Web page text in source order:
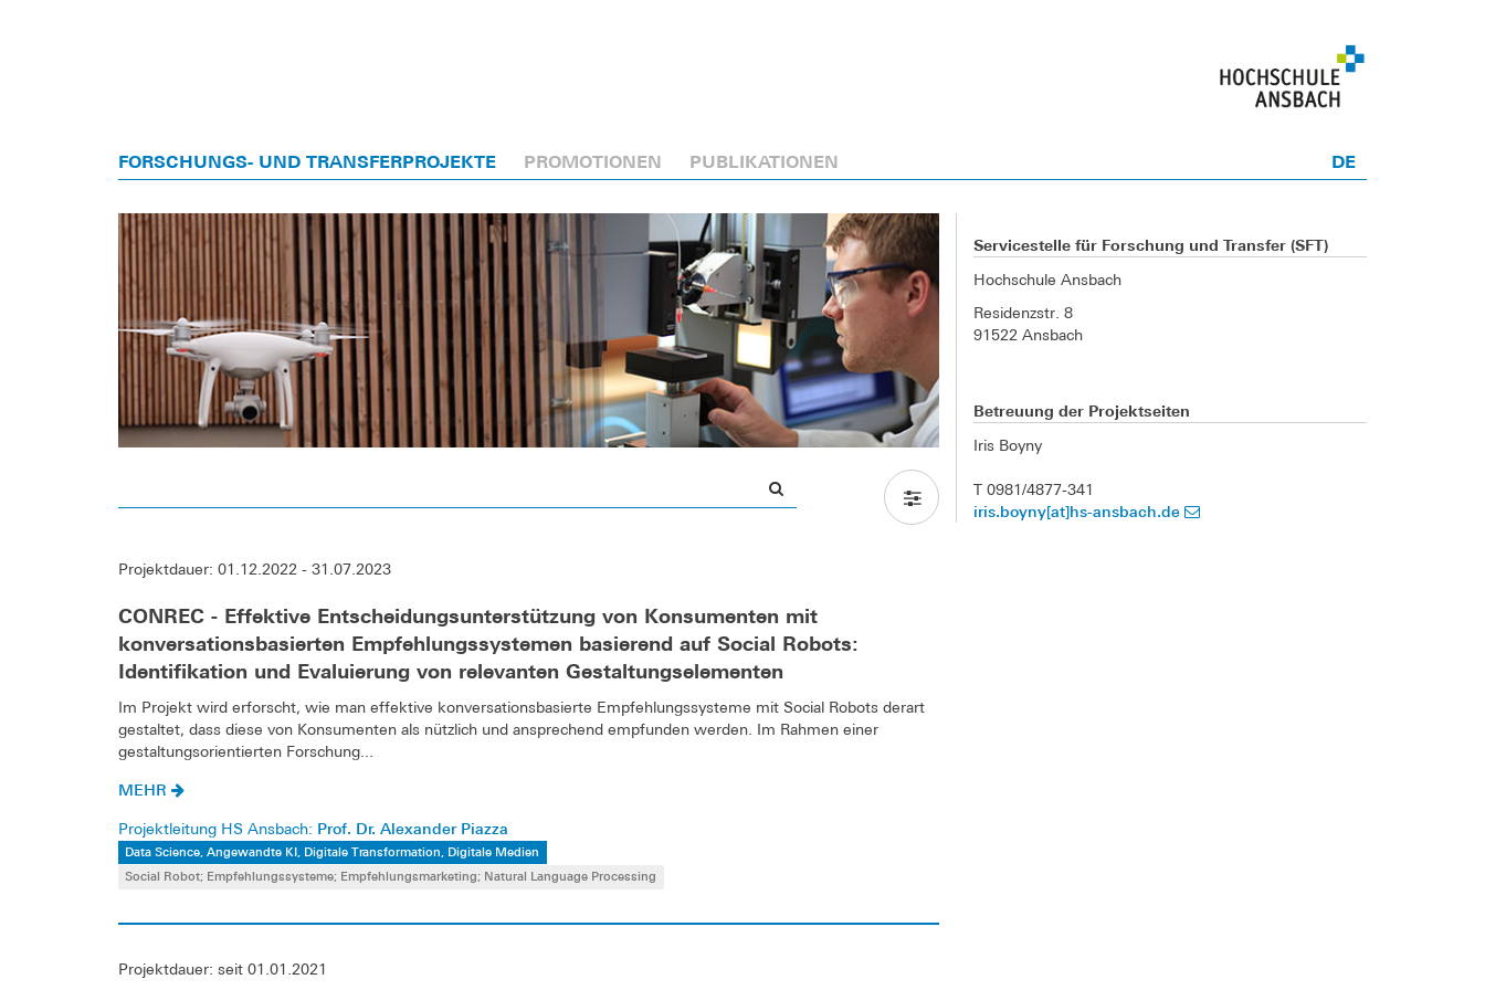
FORSCHUNGS- UND TRANSFERPROJEKTE PROMOTIONEN PUBLIKATIONEN DE
Projektdauer: 01.12.2022 - 31.07.2023
CONREC - Effektive Entscheidungsunterstützung von Konsumenten mit
konversationsbasierten Empfehlungssystemen basierend auf Social Robots:
Identifikation und Evaluierung von relevanten Gestaltungselementen
Im Projekt wird erforscht, wie man effektive konversationsbasierte Empfehlungssysteme mit Social Robots derart
gestaltet, dass diese von Konsumenten als nützlich und ansprechend empfunden werden. Im Rahmen einer
gestaltungsorientierten Forschung...
MEHR
Projektleitung HS Ansbach: Prof. Dr. Alexander Piazza
Data Science, Angewandte KI, Digitale Transformation, Digitale Medien
Social Robot; Empfehlungssysteme; Empfehlungsmarketing; Natural Language Processing
Projektdauer: seit 01.01.2021
Servicestelle für Forschung und Transfer (SFT)
Hochschule Ansbach
Residenzstr. 8
91522 Ansbach
Betreuung der Projektseiten
Iris Boyny
T 0981/4877-341
iris.boyny[at]hs-ansbach.de